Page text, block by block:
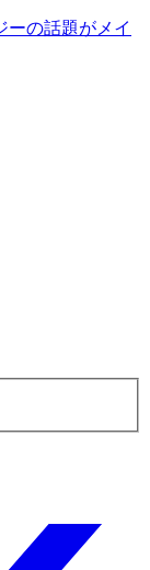
ーの話題がメイ